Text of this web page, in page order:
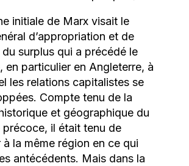
initiale de Marx visait le
d’appropriation et de
surplus qui a précédé le
en particulier en Angleterre, à
les relations capitalistes se
Compte tenu de la
et géographique du
précoce, il était tenu de
à la même région en ce qui
antécédents. Mais dans la